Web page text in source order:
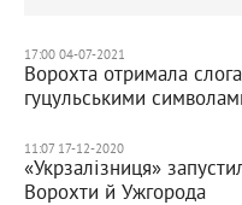
17:00 04-07-2021
Ворохта отримала
гуцульськими
11:07 17-12-2020
«Укрзалізниця»
Ворохти й Ужгорода